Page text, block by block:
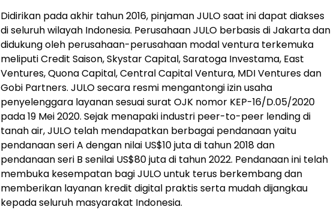
Didirikan pada akhir tahun 2016, pinjaman JULO saat ini dapat diakses
di seluruh wilayah Indonesia. Perusahaan JULO berbasis di Jakarta dan
didukung oleh perusahaan-perusahaan modal ventura terkemuka
meliputi Credit Saison, Skystar Capital, Saratoga Investama, East
Ventures, Quona Capital, Central Capital Ventura, MDI Ventures dan
Gobi Partners. JULO secara resmi mengantongi izin usaha
penyelenggara layanan sesuai surat OJK nomor KEP-16/D.05/2020
pada 19 Mei 2020. Sejak menapaki industri peer-to-peer lending di
tanah air, JULO telah mendapatkan berbagai pendanaan yaitu
pendanaan seri A dengan nilai US$10 juta di tahun 2018 dan
pendanaan seri B senilai US$80 juta di tahun 2022. Pendanaan ini telah
membuka kesempatan bagi JULO untuk terus berkembang dan
memberikan layanan kredit digital praktis serta mudah dijangkau
kepada seluruh masyarakat Indonesia.